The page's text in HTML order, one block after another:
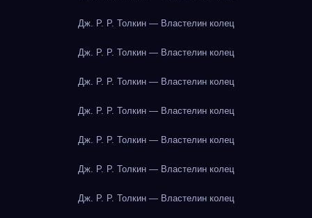
Дж. Р. Р. Толкин — Властелин колец
Дж. Р. Р. Толкин — Властелин колец
Дж. Р. Р. Толкин — Властелин колец
Дж. Р. Р. Толкин — Властелин колец
Дж. Р. Р. Толкин — Властелин колец
Дж. Р. Р. Толкин — Властелин колец
Дж. Р. Р. Толкин — Властелин колец